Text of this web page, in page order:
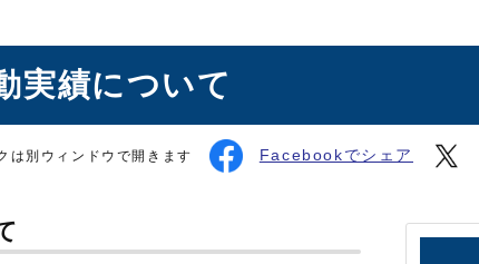
実績について
は別ウィンドウで開きます Facebookでシェア